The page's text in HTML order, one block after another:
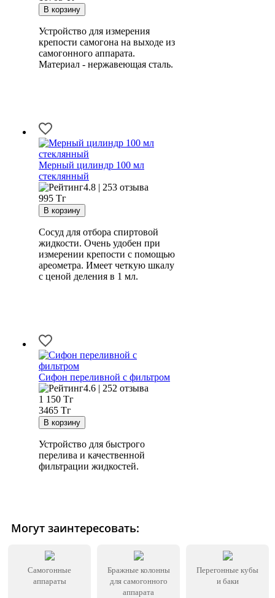
Устройство для измерения
крепости самогона на выходе из
самогонного аппарата.
Материал - нержавеющая сталь.
Мерный цилиндр 100 мл
стеклянный
4.8 | 253 отзыва
995 Тг
Сосуд для отбора спиртовой
жидкости. Очень удобен при
измерении крепости с помощью
ареометра. Имеет четкую шкалу
с ценой деления в 1 мл.
Сифон переливной с фильтром
4.6 | 252 отзыва
1 150 Тг
3465 Тг
Устройство для быстрого
перелива и качественной
фильтрации жидкостей.
Могут заинтересовать:
Самогонные
аппараты
Бражные колонны
для самогонного
аппарата
Перегонные кубы
и баки